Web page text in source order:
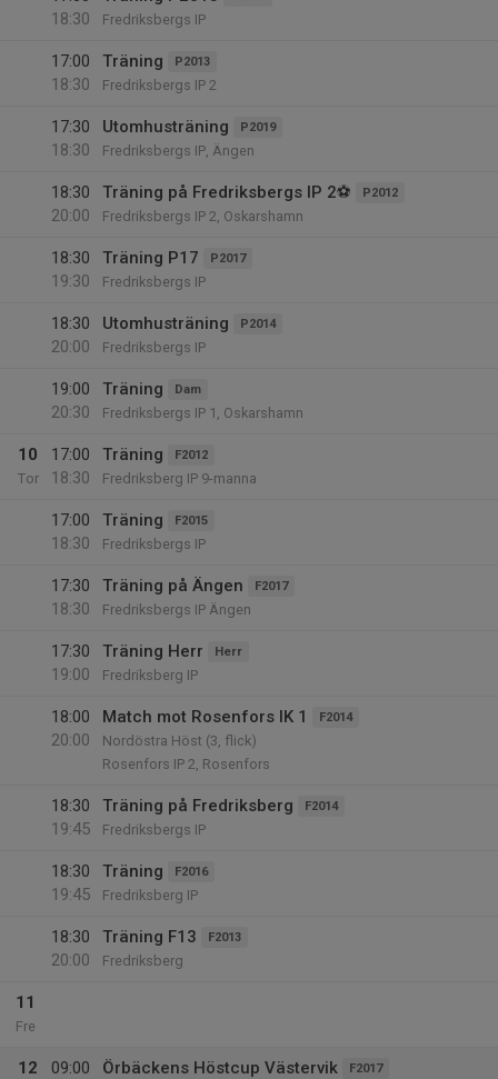
18:30
Fredriksbergs IP
17:00
18:30
Träning P2013
Fredriksbergs IP 2
17:30
18:30
Utomhusträning P2019
Fredriksbergs IP, Ängen
18:30
20:00
Träning på Fredriksbergs IP 2⚽️ P2012
Fredriksbergs IP 2, Oskarshamn
18:30
19:30
Träning P17 P2017
Fredriksbergs IP
18:30
20:00
Utomhusträning P2014
Fredriksbergs IP
19:00
20:30
Träning Dam
Fredriksbergs IP 1, Oskarshamn
10
Tor
17:00
18:30
Träning F2012
Fredriksberg IP 9-manna
17:00
18:30
Träning F2015
Fredriksbergs IP
17:30
18:30
Träning på Ängen F2017
Fredriksbergs IP Ängen
17:30
19:00
Träning Herr Herr
Fredriksberg IP
18:00
20:00
Match mot Rosenfors IK 1 F2014
Nordöstra Höst (3, flick)
Rosenfors IP 2, Rosenfors
18:30
19:45
Träning på Fredriksberg F2014
Fredriksbergs IP
18:30
19:45
Träning F2016
Fredriksberg IP
18:30
20:00
Träning F13 F2013
Fredriksberg
11
Fre
12
09:00
Örbäckens Höstcup Västervik F2017